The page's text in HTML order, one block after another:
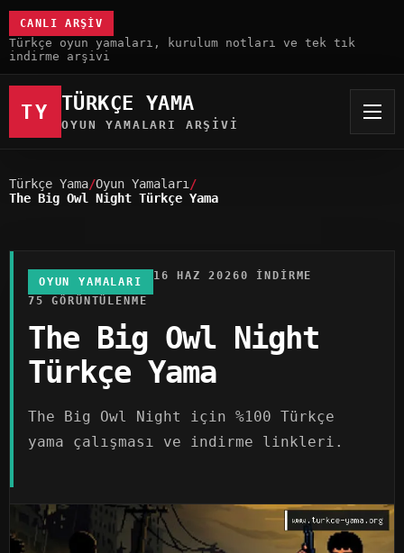
CANLI ARŞIV
Türkçe oyun yamaları, kurulum notları ve tek tık
indirme arşivi
TY TÜRKÇE YAMA
OYUN YAMALARI ARŞIVI
Türkçe Yama Oyun Yamaları
The Big Owl Night Türkçe Yama
OYUN YAMALARI 16 HAZ 20260 INDIRME
75 GÖRÜNTÜLENME
The Big Owl Night
Türkçe Yama
The Big Owl Night için %100 Türkçe
yama çalışması ve indirme linkleri.